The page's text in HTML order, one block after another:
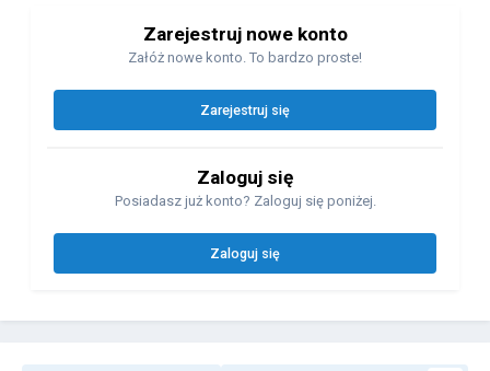
Zarejestruj nowe konto
Załóż nowe konto. To bardzo proste!
Zarejestruj się
Zaloguj się
Posiadasz już konto? Zaloguj się poniżej.
Zaloguj się